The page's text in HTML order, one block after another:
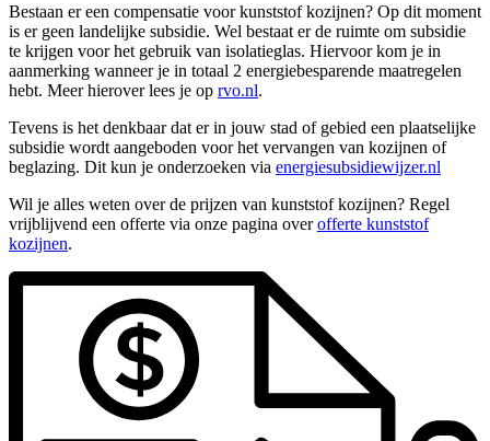
Bestaan er een compensatie voor kunststof kozijnen? Op dit moment
is er geen landelijke subsidie. Wel bestaat er de ruimte om subsidie
te krijgen voor het gebruik van isolatieglas. Hiervoor kom je in
aanmerking wanneer je in totaal 2 energiebesparende maatregelen
hebt. Meer hierover lees je op rvo.nl.
Tevens is het denkbaar dat er in jouw stad of gebied een plaatselijke
subsidie wordt aangeboden voor het vervangen van kozijnen of
beglazing. Dit kun je onderzoeken via energiesubsidiewijzer.nl
Wil je alles weten over de prijzen van kunststof kozijnen? Regel
vrijblijvend een offerte via onze pagina overofferte kunststof
kozijnen.